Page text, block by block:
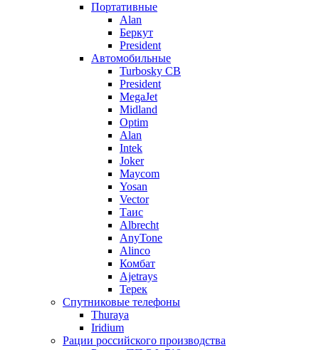
Портативные
Alan
Беркут
President
Автомобильные
Turbosky CB
President
MegaJet
Midland
Optim
Alan
Intek
Joker
Maycom
Yosan
Vector
Таис
Albrecht
AnyTone
Alinco
Комбат
Ajetrays
Терек
Спутниковые телефоны
Thuraya
Iridium
Рации российского производства